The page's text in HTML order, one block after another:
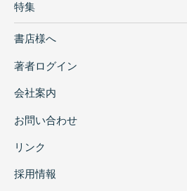
特集
書店様へ
著者ログイン
会社案内
お問い合わせ
リンク
採用情報